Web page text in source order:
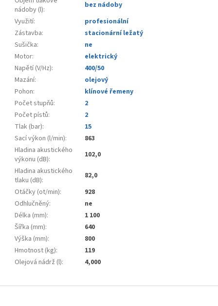
nádoby (l):
bez nádoby
Využití:
profesionální
Zástavba:
stacionární ležatý
Sušička:
ne
Motor:
elektrický
Napětí (V/Hz):
400/50
Mazání:
olejový
Pohon:
klínové řemeny
Počet stupňů:
2
Počet pístů:
2
Tlak (bar):
15
Sací výkon (l/min):
863
Hladina akustického
výkonu (dB):
102,0
Hladina akustického
tlaku (dB):
82,0
Otáčky (ot/min):
928
Odhlučněný:
ne
Délka (mm):
1 100
Šířka (mm):
640
Výška (mm):
800
Hmotnost (kg):
119
Olejová nádrž (l): 4,000
Z